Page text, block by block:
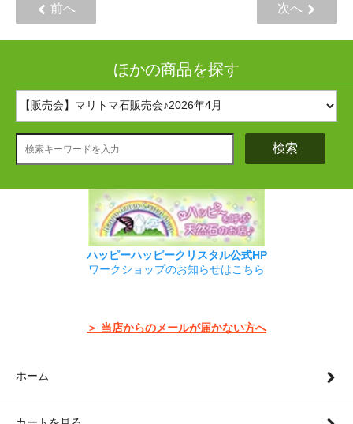
前へ 次へ
ほかの商品を探す
検索
ハッピーハッピークリスタル公式HP
ワークショップのお知らせはこちら
＞ 当店からのメールが届かない方へ
ホーム